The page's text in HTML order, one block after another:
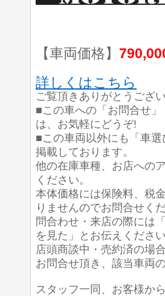
【車両価格】
詳しくはこちら
ご覧頂きありがとうござ
■この車への「お問合せ
は、お気軽にどうぞ!
■この車両以外にも「車
掲載しております。
他の在庫車種、お店への
ください。
本体価格には保険料、税
りませんのでお問合せく
問合わせ・来店の際には
を見た」とお伝えくださ
店頭商談中・売約済の場
お問合せ頂き、該当車両
スタッフ一同、お客様か